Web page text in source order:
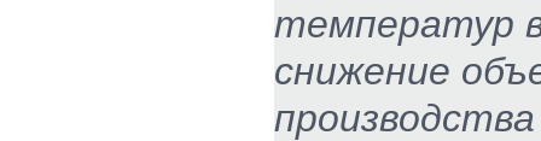
температур
снижение